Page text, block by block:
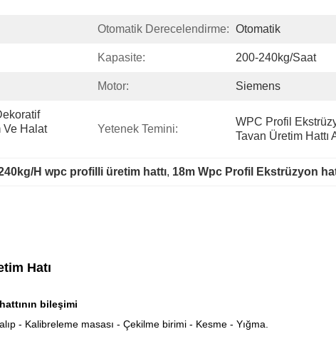
Otomatik Derecelendirme: Otomatik
Kapasite: 200-240kg/saat
Motor: Siemens
Ve Halat
Yetenek Temini:
WPC Profil
Tavan Üretim Hattı
H wpc profilli üretim hattı, 18m Wpc Profil Ekstrüzyon
Hatı
bileşimi
- Kalibreleme masası - Çekilme birimi - Kesme - Yığma.